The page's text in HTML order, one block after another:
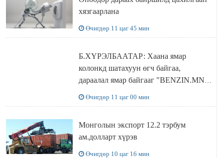
хязгаарлана
Өчигдөр 11 цаг 45 мин
Б.ХҮРЭЛБААТАР: Хаана ямар
колонкд шатахуун өгч байгаа,
дараалал ямар байгааг "BENZIN.MN”
Өчигдөр 11 цаг 00 мин
Монголын экспорт 12.2 тэрбум
ам.долларт хүрэв
Өчигдөр 10 цаг 16 мин